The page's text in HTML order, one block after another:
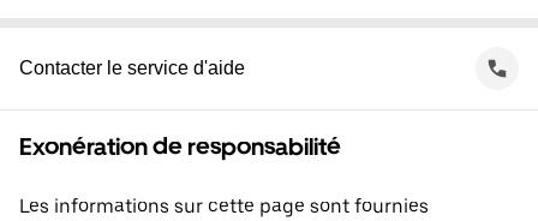
Contacter le service d'aide
Exonération de responsabilité
Les informations sur cette page sont fournies